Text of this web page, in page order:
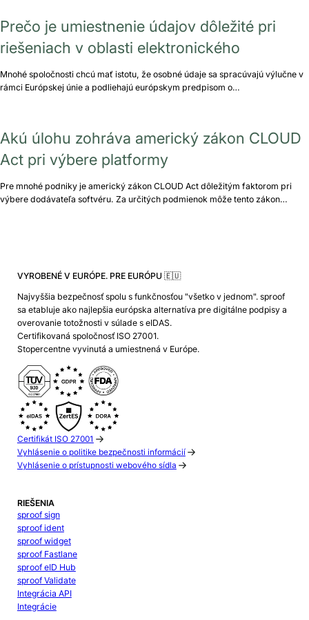
Prečo je umiestnenie údajov dôležité pri
riešeniach v oblasti elektronického
Mnohé spoločnosti chcú mať istotu, že osobné údaje sa spracúvajú výlučne v
rámci Európskej únie a podliehajú európskym predpisom o…
Akú úlohu zohráva americký zákon CLOUD
Act pri výbere platformy
Pre mnohé podniky je americký zákon CLOUD Act dôležitým faktorom pri
výbere dodávateľa softvéru. Za určitých podmienok môže tento zákon…
VYROBENÉ V EURÓPE. PRE EURÓPU 🇪🇺
Najvyššia bezpečnosť spolu s funkčnosťou "všetko v jednom". sproof
sa etabluje ako najlepšia európska alternatíva pre digitálne podpisy a
overovanie totožnosti v súlade s eIDAS.
Certifikovaná spoločnosť ISO 27001.
Stopercentne vyvinutá a umiestnená v Európe.
Certifikát ISO 27001
Vyhlásenie o politike bezpečnosti informácií
Vyhlásenie o prístupnosti webového sídla
RIEŠENIA
sproof sign
sproof ident
sproof widget
sproof Fastlane
sproof eID Hub
sproof Validate
Integrácia API
Integrácie